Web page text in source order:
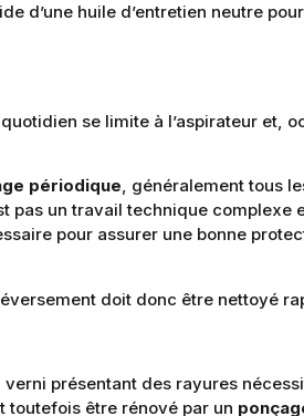
d’une huile d’entretien neutre
se limite à l’aspirateur et,
périodique, généralement tous
un travail technique
pour assurer une bonne
doit donc être nettoyé
présentant des rayures
toutefois être rénové par un